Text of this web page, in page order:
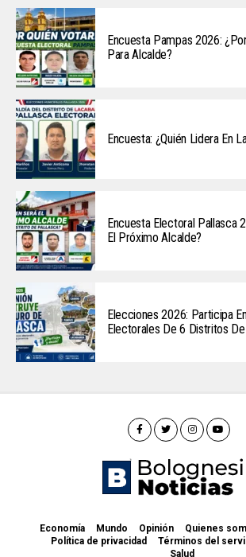
Encuesta Pampas 2026:
Para Alcalde?
Encuesta: ¿Quién Lidera En
Encuesta Electoral Pallasca
El Próximo Alcalde?
Elecciones 2026: Participa
Electorales De 6 Distritos
Economía Mundo Opinión Quienes
Política de privacidad
Términos del
Salud